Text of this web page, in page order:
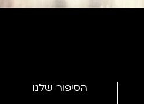
הסיפור שלנו